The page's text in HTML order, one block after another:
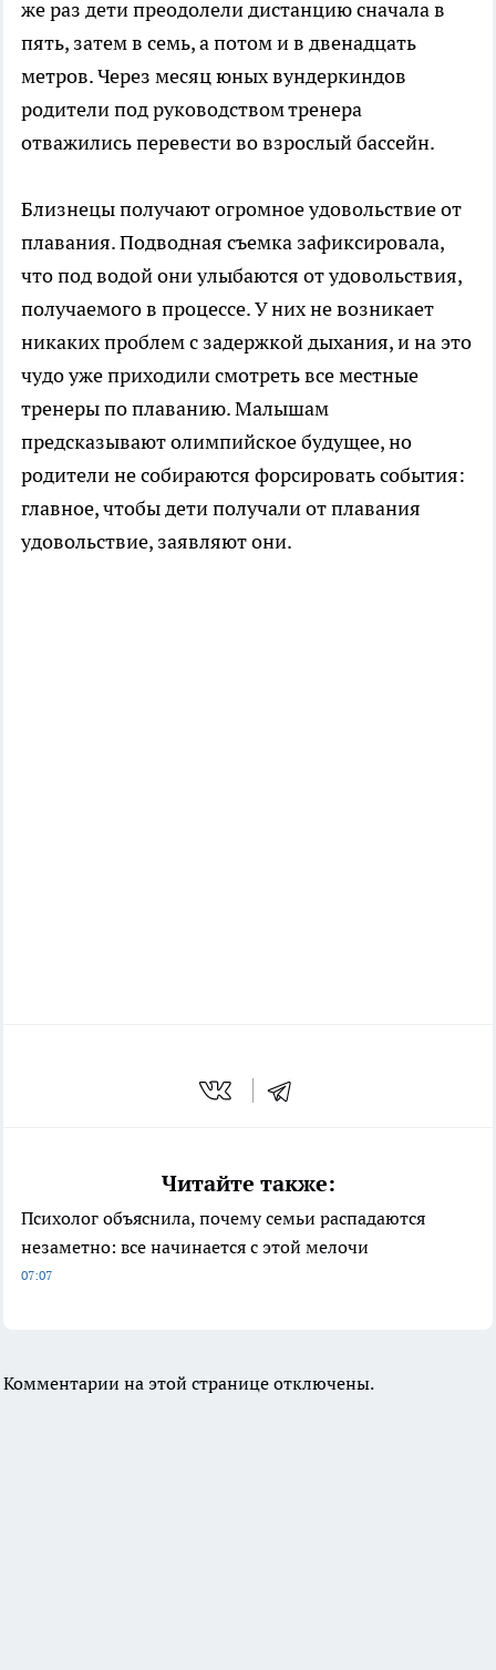
же раз дети преодолели дистанцию сначала в
пять, затем в семь, а потом и в двенадцать
метров. Через месяц юных вундеркиндов
родители под руководством тренера
отважились перевести во взрослый бассейн.
Близнецы получают огромное удовольствие от
плавания. Подводная съемка зафиксировала,
что под водой они улыбаются от удовольствия,
получаемого в процессе. У них не возникает
никаких проблем с задержкой дыхания, и на это
чудо уже приходили смотреть все местные
тренеры по плаванию. Малышам
предсказывают олимпийское будущее, но
родители не собираются форсировать события:
главное, чтобы дети получали от плавания
удовольствие, заявляют они.
Читайте также:
Психолог объяснила, почему семьи распадаются
незаметно: все начинается с этой мелочи
07:07
Комментарии на этой странице отключены.